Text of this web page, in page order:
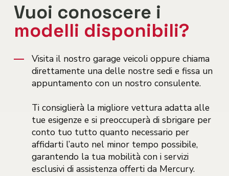
Vuoi conoscere i
modelli disponibili?
Visita il nostro garage veicoli oppure chiama
direttamente una delle nostre sedi e fissa un
appuntamento con un nostro consulente.
Ti consiglierà la migliore vettura adatta alle
tue esigenze e si preoccuperà di sbrigare per
conto tuo tutto quanto necessario per
affidarti l’auto nel minor tempo possibile,
garantendo la tua mobilità con i servizi
esclusivi di assistenza offerti da Mercury.